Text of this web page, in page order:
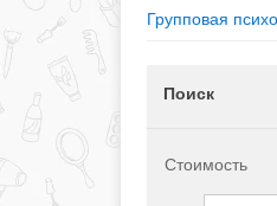
Групповая
Поиск
Стоимость